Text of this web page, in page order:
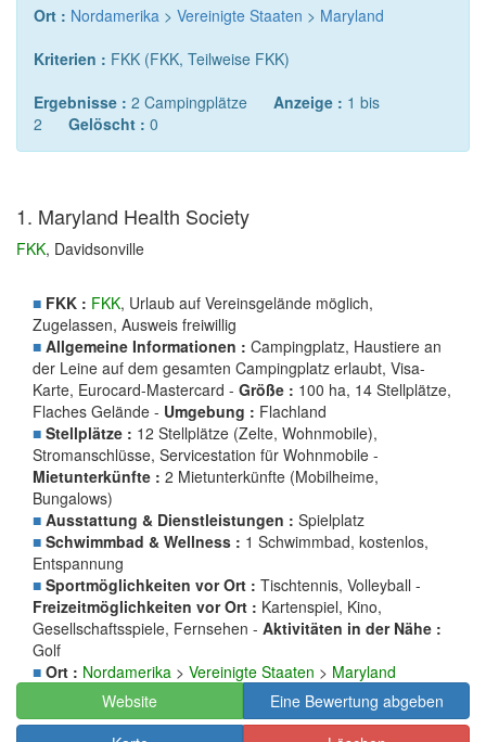
Ort : Nordamerika > Vereinigte Staaten > Maryland
Kriterien : FKK (FKK, Teilweise FKK)
Ergebnisse : 2 Campingplätze Anzeige : 1 bis
2 Gelöscht : 0
1. Maryland Health Society
FKK, Davidsonville
■ FKK : FKK, Urlaub auf Vereinsgelände möglich,
Zugelassen, Ausweis freiwillig
■ Allgemeine Informationen : Campingplatz, Haustiere an
der Leine auf dem gesamten Campingplatz erlaubt, Visa-
Karte, Eurocard-Mastercard - Größe : 100 ha, 14 Stellplätze,
Flaches Gelände - Umgebung : Flachland
■ Stellplätze : 12 Stellplätze (Zelte, Wohnmobile),
Stromanschlüsse, Servicestation für Wohnmobile -
Mietunterkünfte : 2 Mietunterkünfte (Mobilheime,
Bungalows)
■ Ausstattung & Dienstleistungen : Spielplatz
■ Schwimmbad & Wellness : 1 Schwimmbad, kostenlos,
Entspannung
■ Sportmöglichkeiten vor Ort : Tischtennis, Volleyball -
Freizeitmöglichkeiten vor Ort : Kartenspiel, Kino,
Gesellschaftsspiele, Fernsehen - Aktivitäten in der Nähe :
Golf
■ Ort : Nordamerika > Vereinigte Staaten > Maryland
Website
Eine Bewertung abgeben